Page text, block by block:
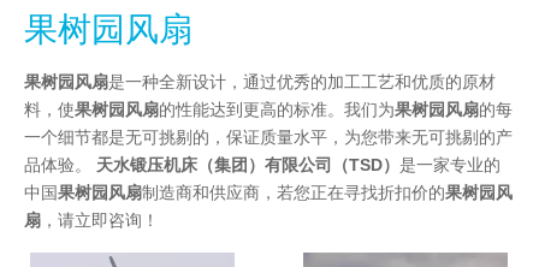
果树园风扇
果树园风扇是一种全新设计，通过优秀的加工工艺和优质的原材
料，使果树园风扇的性能达到更高的标准。我们为果树园风扇的每
一个细节都是无可挑剔的，保证质量水平，为您带来无可挑剔的产
品体验。 天水锻压机床（集团）有限公司（TSD） 是一家专业的
中国果树园风扇制造商和供应商，若您正在寻找折扣价的果树园风
扇 ，请立即咨询！